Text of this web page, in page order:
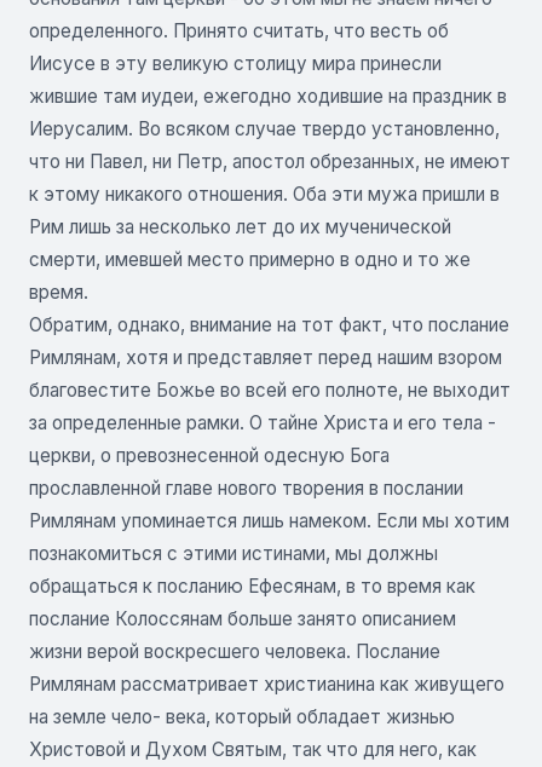
определенного. Принято считать, что весть об
Иисусе в эту великую столицу мира принесли
жившие там иудеи, ежегодно ходившие на праздник в
Иерусалим. Во всяком случае твердо установленно,
что ни Павел, ни Петр, апостол обрезанных, не имеют
к этому никакого отношения. Оба эти мужа пришли в
Рим лишь за несколько лет до их мученической
смерти, имевшей место примерно в одно и то же
время.
Обратим, однако, внимание на тот факт, что послание
Римлянам, хотя и представляет перед нашим взором
благовестите Божье во всей его полноте, не выходит
за определенные рамки. О тайне Христа и его тела -
церкви, о превознесенной одесную Бога
прославленной главе нового творения в послании
Римлянам упоминается лишь намеком. Если мы хотим
познакомиться с этими истинами, мы должны
обращаться к посланию Ефесянам, в то время как
послание Колоссянам больше занято описанием
жизни верой воскресшего человека. Послание
Римлянам рассматривает христианина как живущего
на земле чело- века, который обладает жизнью
Христовой и Духом Святым, так что для него, как